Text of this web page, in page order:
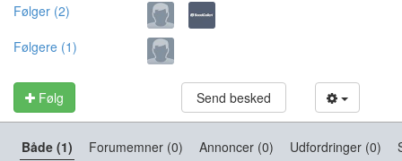
Følger (2)
Følgere (1)
Følg Send besked
Både (1) Forumemner (0) Annoncer (0) Udfordringer (0)